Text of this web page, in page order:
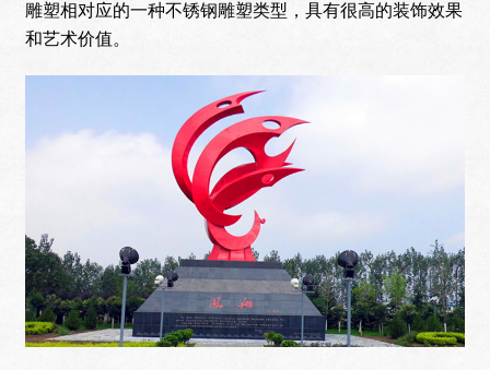
雕塑相对应的一种不锈钢雕塑类型，具有很高的装饰效果
和艺术价值。